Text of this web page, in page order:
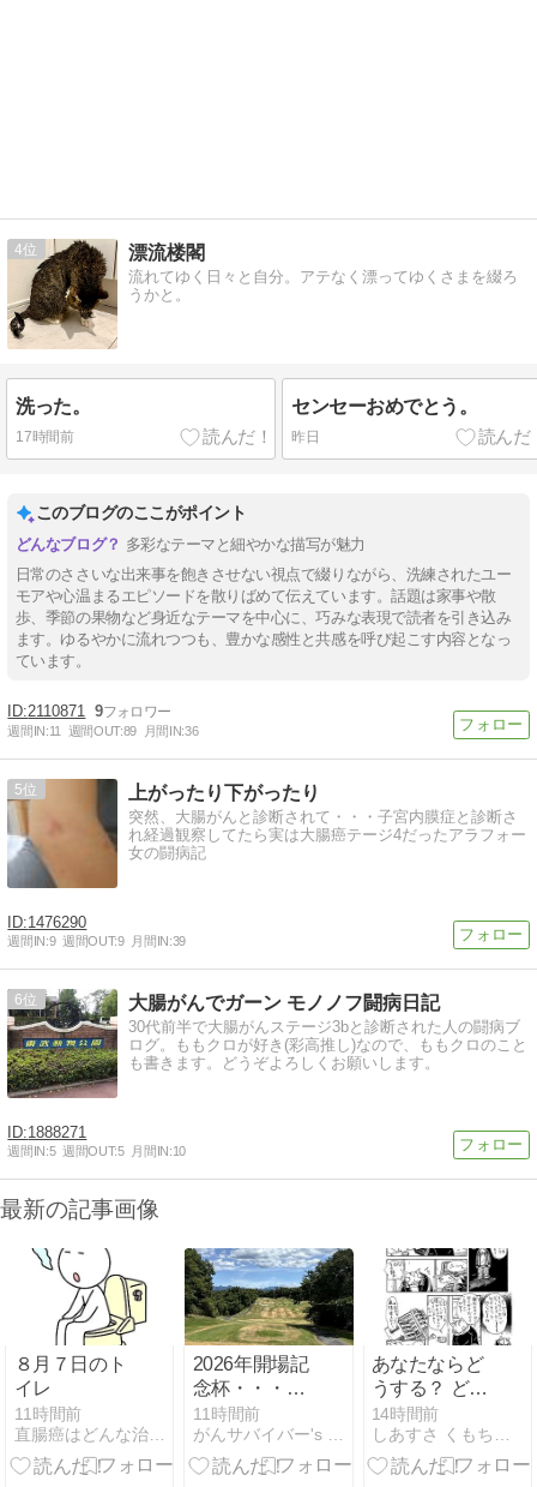
4 漂流楼閣
流れてゆく日々と自分。アテなく漂ってゆくさまを綴ろ
うかと。
洗った。
17時間前
センセーおめでとう。
昨日
このブログのここがポイント
多彩なテーマと細やかな描写が魅力
日常のささいな出来事を飽きさせない視点で綴りながら、洗練されたユー
モアや心温まるエピソードを散りばめて伝えています。話題は家事や散
歩、季節の果物など身近なテーマを中心に、巧みな表現で読者を引き込み
ます。ゆるやかに流れつつも、豊かな感性と共感を呼び起こす内容となっ
ています。
2110871 9
週間IN:11 週間OUT:89 月間IN:36
5 上がったり下がったり
突然、大腸がんと診断されて・・・子宮内膜症と診断さ
れ経過観察してたら実は大腸癌テージ4だったアラフォー
女の闘病記
1476290
週間IN:9 週間OUT:9 月間IN:39
6 大腸がんでガーン モノノフ闘病日記
30代前半で大腸がんステージ3bと診断された人の闘病ブ
ログ。ももクロが好き(彩高推し)なので、ももクロのこと
も書きます。どうぞよろしくお願いします。
1888271
週間IN:5 週間OUT:5 月間IN:10
最新の記事画像
８月７日のト
イレ
11時間前
直腸癌はどんな治療をするんだろう - 楽天ブログ
2026年開場記
念杯・・・豪
華賞品ゲット
なるか！
11時間前
あなたならど
うする？ どこ
まで行ける？
(342)
14時間前